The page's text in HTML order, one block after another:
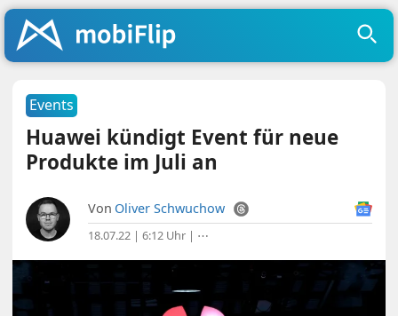
Events
Huawei kündigt Event für neue
Produkte im Juli an
Von Oliver Schwuchow
18.07.22 | 6:12 Uhr | ⋯